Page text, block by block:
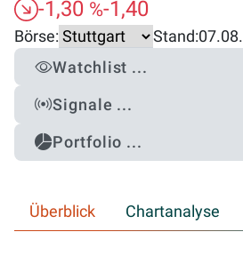
-1,30 %-1,40
Börse: Stand:07.08.
Watchlist ...
Signale ...
Portfolio ...
Überblick Chartanalyse